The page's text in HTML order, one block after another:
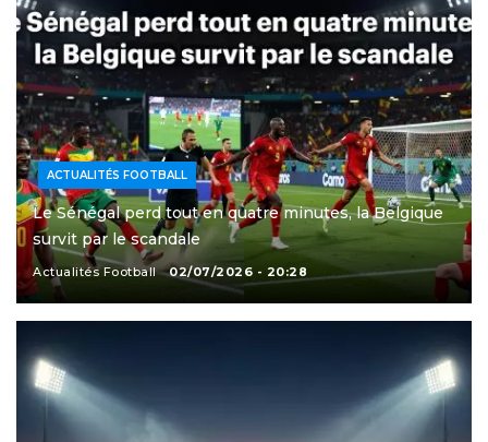
ACTUALITÉS FOOTBALL
Le Sénégal perd tout en quatre minutes, la Belgique
survit par le scandale
Actualités Football 02/07/2026 - 20:28